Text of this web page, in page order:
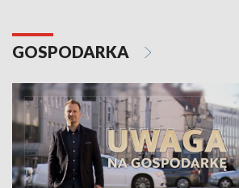
GOSPODARKA